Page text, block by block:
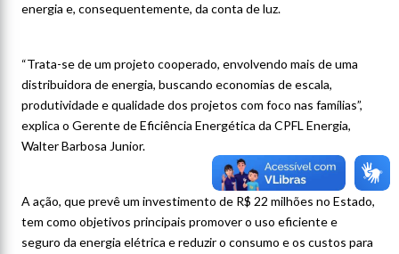
energia e, consequentemente, da conta de luz.
“Trata-se de um projeto cooperado, envolvendo mais de uma
distribuidora de energia, buscando economias de escala,
produtividade e qualidade dos projetos com foco nas famílias”,
explica o Gerente de Eficiência Energética da CPFL Energia,
Walter Barbosa Junior.
A ação, que prevê um investimento de R$ 22 milhões no Estado,
tem como objetivos principais promover o uso eficiente e
seguro da energia elétrica e reduzir o consumo e os custos para